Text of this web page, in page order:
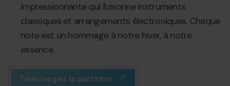
impressionnante qui fusionne instruments
classiques et arrangements électroniques. Chaque
note est un hommage à notre hiver, à notre
essence.
Téléchargez la partition